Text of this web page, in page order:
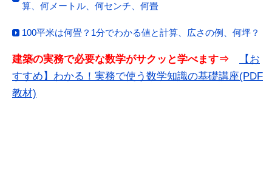
算、何メートル、何センチ、何畳
100平米は何畳？1分でわかる値と計算、広さの例、何坪？
建築の実務で必要な数学がサクッと学べます⇒
【お
すすめ】わかる！実務で使う数学知識の基礎講座(PDF
教材)